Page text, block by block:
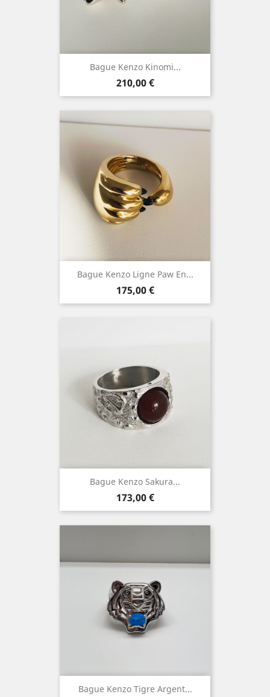
Bague Kenzo Kinomi...
Prix
210,00 €
Bague Kenzo Ligne Paw En...
Prix
175,00 €
Bague Kenzo Sakura...
Prix
173,00 €
Bague Kenzo Tigre Argent...